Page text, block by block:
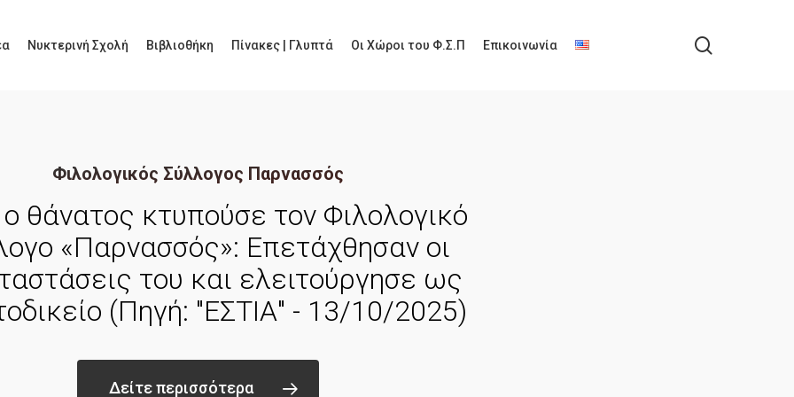
Νυκτερινή Σχολή Βιβλιοθήκη Πίνακες | Γλυπτά Οι Χώροι του Φ.Σ.Π Επικοινωνία
Φιλολογικός Σύλλογος Παρνασσός
θάνατος κτυπούσε τον Φιλολογικό
«Παρνασσός»: Επετάχθησαν οι
του και ελειτούργησε ως
(Πηγή: "ΕΣΤΙΑ" - 13/10/2025)
Δείτε περισσότερα